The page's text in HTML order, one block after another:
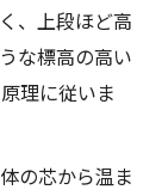
、上段ほど高
な標高の高い
理に従いま
の芯から温ま